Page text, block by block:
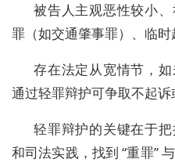
被告人主观恶性较小
罪（如交通肇事罪）、临时
存在法定从宽情节，
通过轻罪辩护可争取不起诉
轻罪辩护的关键在于
和司法实践，找到 “重罪”